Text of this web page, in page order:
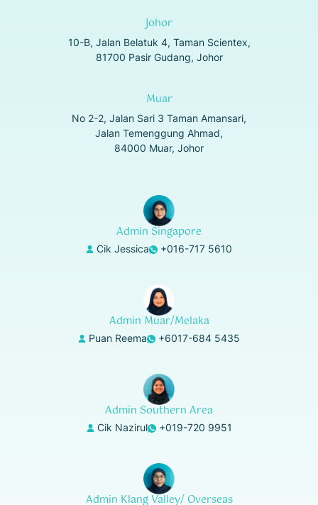
Johor
10-B, Jalan Belatuk 4, Taman Scientex,
81700 Pasir Gudang, Johor
Muar
No 2-2, Jalan Sari 3 Taman Amansari,
Jalan Temenggung Ahmad,
84000 Muar, Johor
Admin Singapore
Cik Jessica +016-717 5610
Admin Muar/Melaka
Puan Reema +6017-684 5435
Admin Southern Area
Cik Nazirul +019-720 9951
Admin Klang Valley/ Overseas